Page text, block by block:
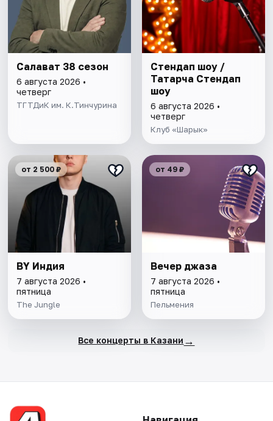
Салават 38 сезон
6 августа 2026 •
четверг
ТГТДиК им. К.Тинчурина
Стендап шоу /
Татарча Стендап
шоу
6 августа 2026 •
четверг
Клуб «Шарык»
от 2 500 ₽
BY Индия
7 августа 2026 •
пятница
The Jungle
от 49 ₽
Вечер джаза
7 августа 2026 •
пятница
Пельмения
Все концерты в Казани →